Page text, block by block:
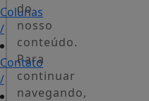
Colunas
/
Contato
/
do
nosso
conteúdo.
Para
continuar
navegando,